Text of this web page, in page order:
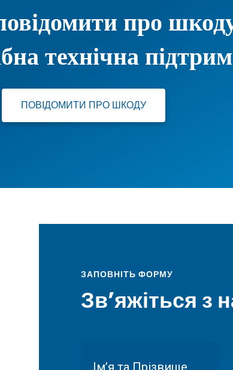
про
технічна
ПОВІДОМИТИ ПРО ШКОДУ
ЗАПОВНІТЬ ФОРМУ
Зв’яжіться з